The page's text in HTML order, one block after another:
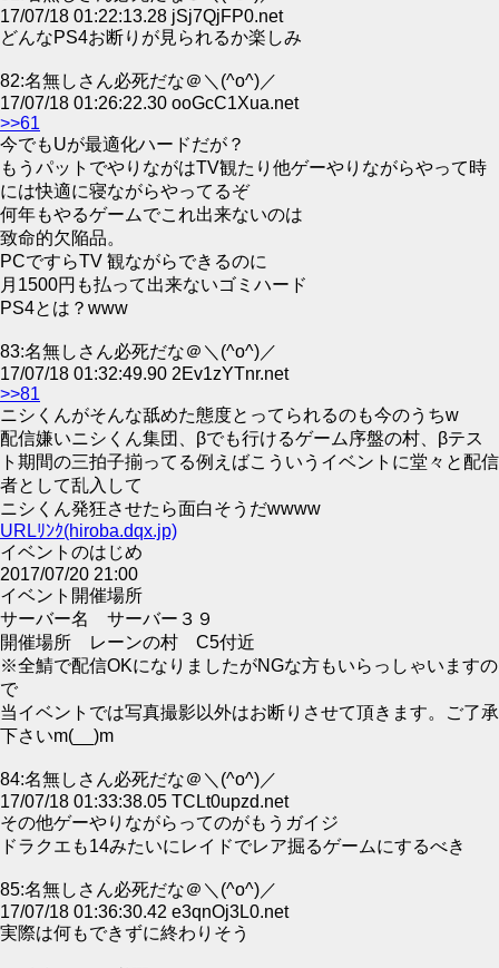
17/07/18 01:22:13.28 jSj7QjFP0.net
どんなPS4お断りが見られるか楽しみ
82:名無しさん必死だな＠＼(^o^)／
17/07/18 01:26:22.30 ooGcC1Xua.net
>>61
今でもUが最適化ハードだが？
もうパットでやりながはTV観たり他ゲーやりながらやって時
には快適に寝ながらやってるぞ
何年もやるゲームでこれ出来ないのは
致命的欠陥品。
PCですらTV 観ながらできるのに
月1500円も払って出来ないゴミハード
PS4とは？www
83:名無しさん必死だな＠＼(^o^)／
17/07/18 01:32:49.90 2Ev1zYTnr.net
>>81
ニシくんがそんな舐めた態度とってられるのも今のうちw
配信嫌いニシくん集団、βでも行けるゲーム序盤の村、βテス
ト期間の三拍子揃ってる例えばこういうイベントに堂々と配信
者として乱入して
ニシくん発狂させたら面白そうだwwww
URLﾘﾝｸ(hiroba.dqx.jp)
イベントのはじめ
2017/07/20 21:00
イベント開催場所
サーバー名 サーバー３９
開催場所 レーンの村 C5付近
※全鯖で配信OKになりましたがNGな方もいらっしゃいますの
で
当イベントでは写真撮影以外はお断りさせて頂きます。ご了承
下さいm(__)m
84:名無しさん必死だな＠＼(^o^)／
17/07/18 01:33:38.05 TCLt0upzd.net
その他ゲーやりながらってのがもうガイジ
ドラクエも14みたいにレイドでレア掘るゲームにするべき
85:名無しさん必死だな＠＼(^o^)／
17/07/18 01:36:30.42 e3qnOj3L0.net
実際は何もできずに終わりそう